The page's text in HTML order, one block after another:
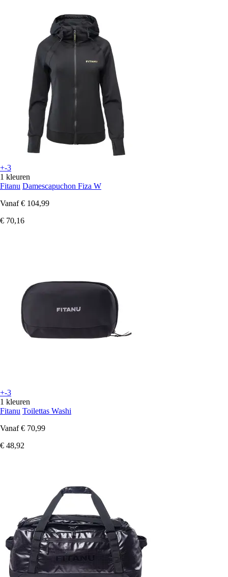
+-3
1 kleuren
Fitanu Damescapuchon Fiza W
Vanaf € 104,99
€ 70,16
+-3
1 kleuren
Fitanu Toilettas Washi
Vanaf € 70,99
€ 48,92